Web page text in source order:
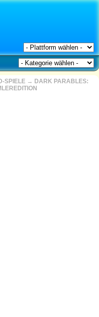
SPIELE → DARK PARABLES: